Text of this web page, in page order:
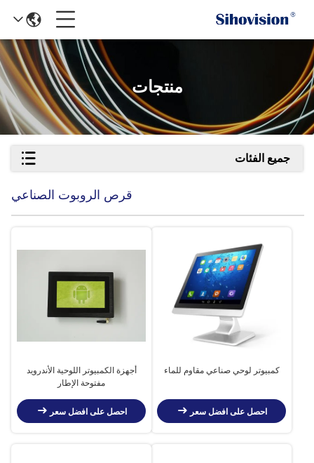
منتجات
جميع الفئات
قرص الروبوت الصناعي
كمبيوتر لوحي صناعي مقاوم للماء
احصل على افضل سعر
أجهزة الكمبيوتر اللوحية الأندرويد
مفتوحة الإطار
احصل على افضل سعر